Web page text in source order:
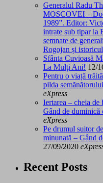
Generalul Radu
MOSCOVEI –
1989”. Editor:
intrate sub tipar la
semnate de
Rogojan și
Sfânta Cuvioasă
La Mulți Ani! 12/
Pentru o viață
pilda
eXpress
Iertarea – cheia
Gând de duminică
eXpress
Pe drumul suitor
minunată – Gând
27/09/2020
Recent Posts